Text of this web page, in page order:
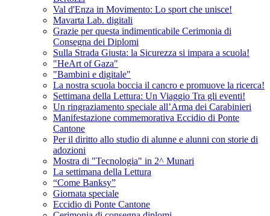
Val d'Enza in Movimento: Lo sport che unisce!
Mavarta Lab. digitali
Grazie per questa indimenticabile Cerimonia di
Consegna dei Diplomi
Sulla Strada Giusta: la Sicurezza si impara a scuola!
"HeArt of Gaza"
"Bambini e digitale"
La nostra scuola boccia il cancro e promuove la ricerca!
Settimana della Lettura: Un Viaggio Tra gli eventi!
Un ringraziamento speciale all’Arma dei Carabinieri
Manifestazione commemorativa Eccidio di Ponte
Cantone
Per il diritto allo studio di alunne e alunni con storie di
adozioni
Mostra di "Tecnologia" in 2^ Munari
La settimana della Lettura
“Come Banksy”
Giornata speciale
Eccidio di Ponte Cantone